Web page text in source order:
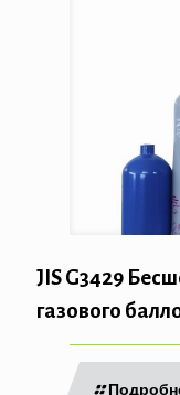
JIS G3429
газового